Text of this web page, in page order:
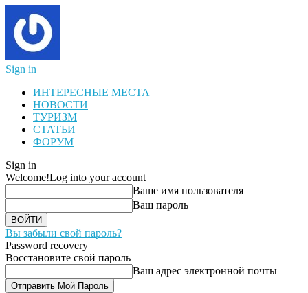
Sign in
ИНТЕРЕСНЫЕ МЕСТА
НОВОСТИ
ТУРИЗМ
СТАТЬИ
ФОРУМ
Sign in
Welcome!Log into your account
Ваше имя пользователя
Ваш пароль
Вы забыли свой пароль?
Password recovery
Восстановите свой пароль
Ваш адрес электронной почты